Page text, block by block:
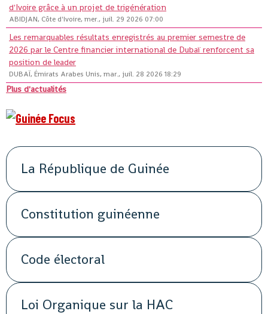
d'Ivoire grâce à un projet de trigénération
ABIDJAN, Côte d'Ivoire, mer., juil. 29 2026 07:00
Les remarquables résultats enregistrés au premier semestre de
2026 par le Centre financier international de Dubaï renforcent sa
position de leader
DUBAÏ, Émirats Arabes Unis, mar., juil. 28 2026 18:29
Plus d'actualités
La République de Guinée
Constitution guinéenne
Code électoral
Loi Organique sur la HAC